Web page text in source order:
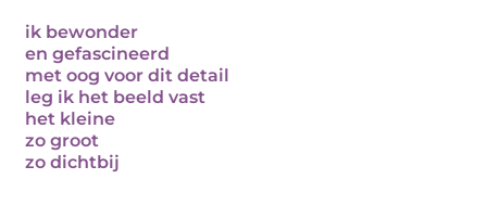
ik bewonder
en gefascineerd
met oog voor dit detail
leg ik het beeld vast
het kleine
zo groot
zo dichtbij